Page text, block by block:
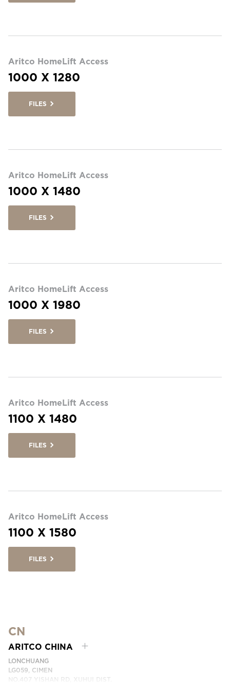
Aritco HomeLift Access
1000 X 1280
FILES
Aritco HomeLift Access
1000 X 1480
FILES
Aritco HomeLift Access
1000 X 1980
FILES
Aritco HomeLift Access
1100 X 1480
FILES
Aritco HomeLift Access
1100 X 1580
FILES
CN
ARITCO CHINA
LONCHUANG
LG059, CIMEN
NO.407 YISHAN RD, XUHUI DIST.